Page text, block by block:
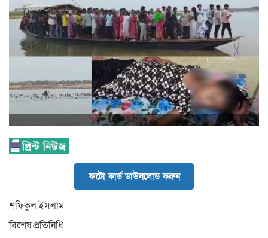
ফটো কার্ড ডাউনলোড করুন
শফিকুল ইসলাম
বিশেষ প্রতিনিধি